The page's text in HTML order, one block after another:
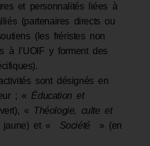
et personnalités liées à
(partenaires directs ou
(les fréristes non
à l’UOIF y forment des
sont désignés en
; « Éducation et
« Théologie, culte et
jaune) et « Société
» (en